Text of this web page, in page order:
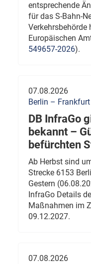
entsprechende
für das S-Bahn-
Verkehrsbehörde
Europäischen
549657-2026).
07.08.2026
Berlin – Frankfurt
DB InfraGo
bekannt –
befürchten
Ab Herbst sind
Strecke 6153
Gestern
InfraGo Details
Maßnahmen im
09.12.2027.
07.08.2026